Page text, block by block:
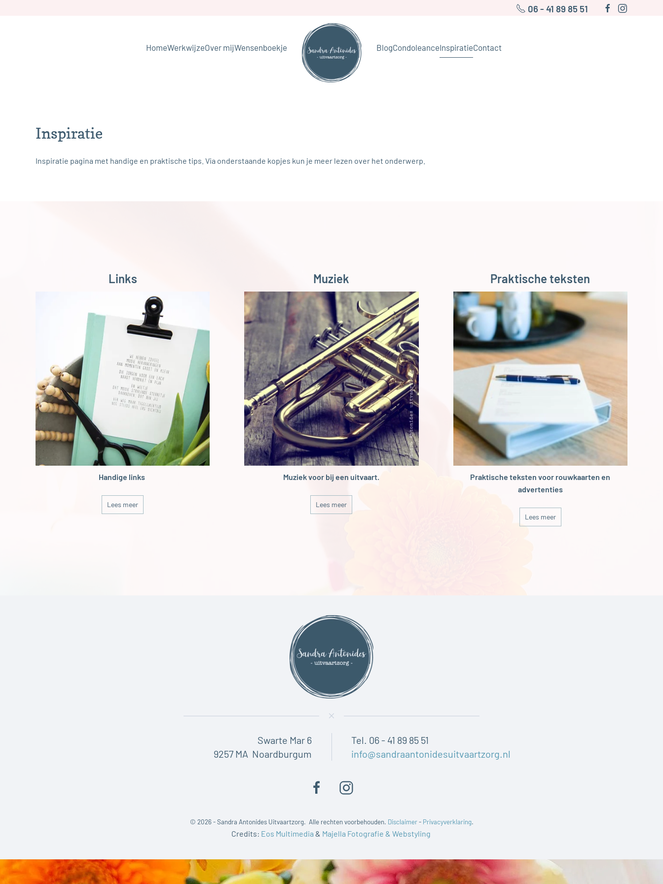
06 - 41 89 85 51
HomeWerkwijzeOver mijWensenboekje BlogCondoleanceInspiratieContact
Inspiratie
Inspiratie pagina met handige en praktische tips. Via onderstaande kopjes kun je meer lezen over het onderwerp.
Links
Handige links
Lees meer
Muziek
Muziek voor bij een uitvaart.
Lees meer
Praktische teksten
Praktische teksten voor rouwkaarten en
advertenties
Lees meer
Swarte Mar 6
9257 MA Noardburgum
Tel. 06 - 41 89 85 51
info@sandraantonidesuitvaartzorg.nl
© 2026 - Sandra Antonides Uitvaartzorg. Alle rechten voorbehouden. Disclaimer- Privacyverklaring.
Credits: Eos Multimedia & Majella Fotografie & Webstyling